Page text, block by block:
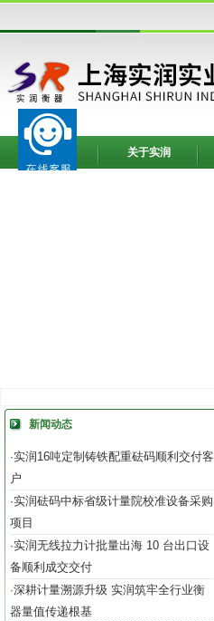
网站首页 关于实润
新闻动态
·实润16吨定制铸铁配重砝码顺利交付客
户
·实润砝码中标省级计量院校准设备采购
项目
·实润无线拉力计批量出海 10 台出口设
备顺利成交交付
·深耕计量溯源升级 实润筑牢全行业衡
器量值传递根基